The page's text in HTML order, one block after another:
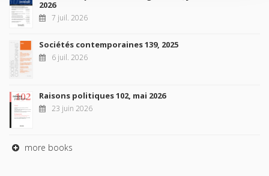
2026
7 juil. 2026
Sociétés contemporaines 139, 2025
6 juil. 2026
Raisons politiques 102, mai 2026
23 juin 2026
more books